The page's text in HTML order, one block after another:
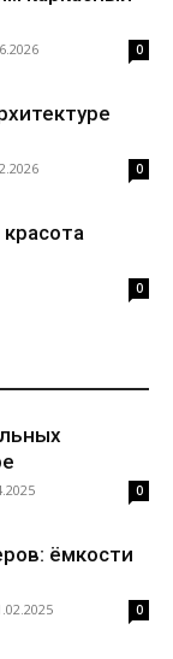
0
0
0
0
ёмкости
0